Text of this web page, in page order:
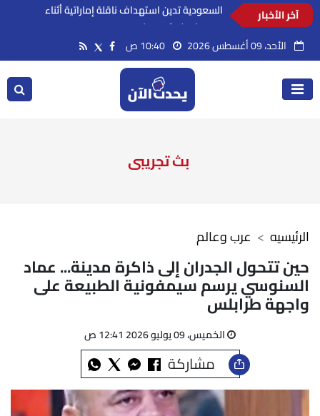
آخر الأخبار
السعودية تدين استهداف ناقلة إماراتية أثناء
الأحد، 09 أغسطس 2026
بث تجريبى
عرب وعالم الرئيسيه
حين تتحول الجدران إلى ذاكرة مدينة... عماد
السنوسي يرسم سيمفونية الطبيعة على
واجهة طرابلس
الخميس، 09 يوليو 2026 12:41 ص
مشاركة